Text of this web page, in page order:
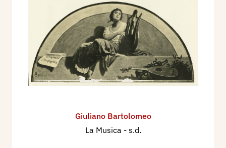
Giuliano Bartolomeo
La Musica - s.d.